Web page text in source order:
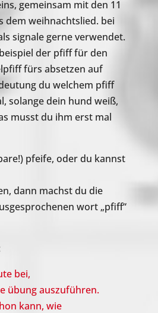
gemeinsam mit den 11
dem weihnachtslied. bei
signale gerne verwendet.
der pfiff für den
fürs absetzen auf
du welchem pfiff
solange dein hund weiß,
musst du ihm erst mal
pfeife, oder du kannst
dann machst du die
wort „pfiff“
bei,
übung auszuführen.
kann, wie